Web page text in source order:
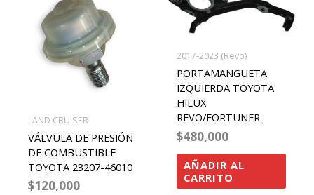
LAND CRUISER
VÁLVULA DE PRESIÓN
DE COMBUSTIBLE
TOYOTA 23207-46010
$120,000
2017-2023 (Revo)
PORTAMANGUETA
IZQUIERDA TOYOTA
HILUX
REVO/FORTUNER
$480,000
AÑADIR AL
CARRITO